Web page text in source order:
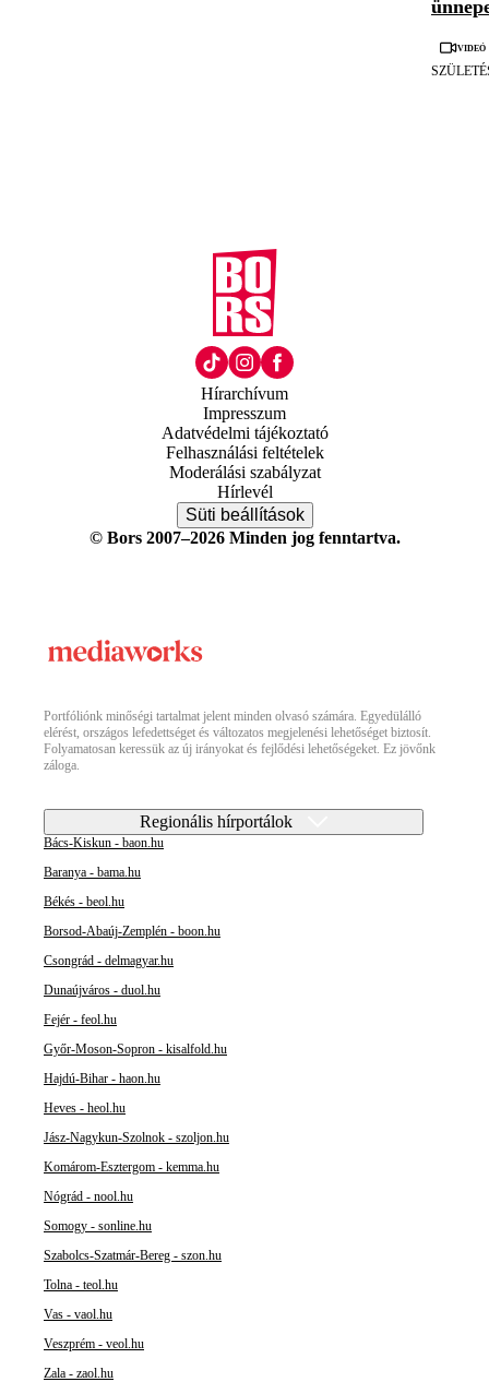
Videó
Hírarchívum
Impresszum
Adatvédelmi tájékoztató
Felhasználási feltételek
Moderálási szabályzat
Hírlevél
Süti beállítások
© Bors 2007–2026 Minden jog fenntartva.
Portfóliónk minőségi tartalmat jelent minden olvasó számára. Egyedülálló
elérést, országos lefedettséget és változatos megjelenési lehetőséget biztosít.
Folyamatosan keressük az új irányokat és fejlődési lehetőségeket. Ez jövőnk
záloga.
Regionális hírportálok
Bács-Kiskun - baon.hu
Baranya - bama.hu
Békés - beol.hu
Borsod-Abaúj-Zemplén - boon.hu
Csongrád - delmagyar.hu
Dunaújváros - duol.hu
Fejér - feol.hu
Győr-Moson-Sopron - kisalfold.hu
Hajdú-Bihar - haon.hu
Heves - heol.hu
Jász-Nagykun-Szolnok - szoljon.hu
Komárom-Esztergom - kemma.hu
Nógrád - nool.hu
Somogy - sonline.hu
Szabolcs-Szatmár-Bereg - szon.hu
Tolna - teol.hu
Vas - vaol.hu
Veszprém - veol.hu
Zala - zaol.hu